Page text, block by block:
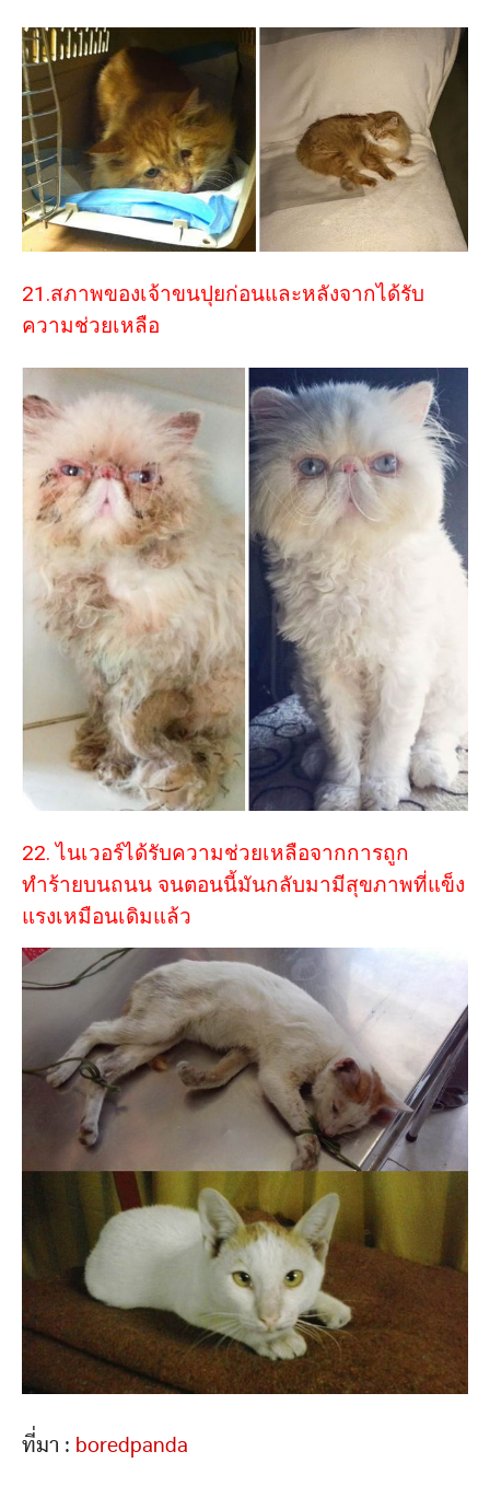
21.สภาพของเจ้าขนปุยก่อนและหลังจากได้รับ
ความช่วยเหลือ
22. ไนเวอร์ได้รับความช่วยเหลือจากการถูก
ทำร้ายบนถนน จนตอนนี้มันกลับมามีสุขภาพที่แข็ง
แรงเหมือนเดิมแล้ว
ที่มา : boredpanda